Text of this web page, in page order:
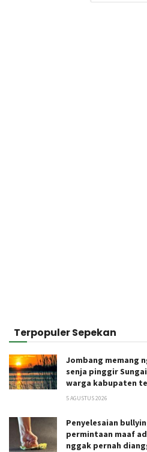
Terpopuler Sepekan
Jombang memang
senja pinggir
warga kabupaten
5 AGUSTUS 2026
Penyelesaian
permintaan maaf
nggak pernah